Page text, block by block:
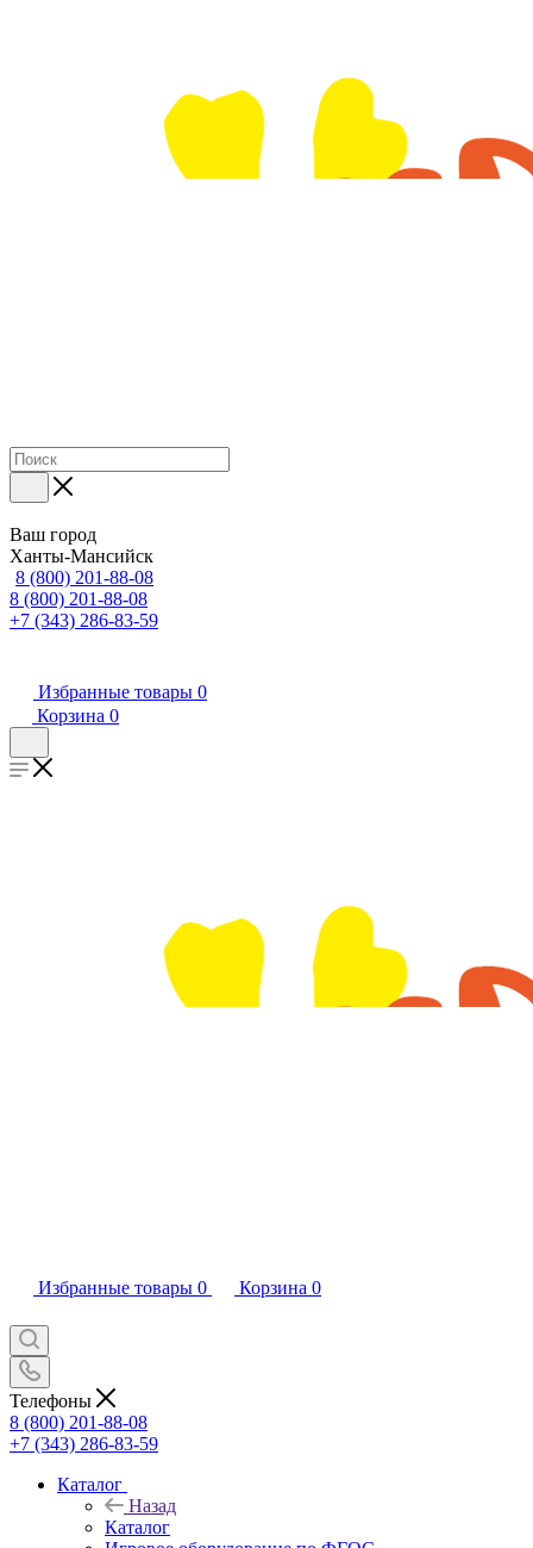
Ваш город
Ханты-Мансийск
8 (800) 201-88-08
8 (800) 201-88-08
+7 (343) 286-83-59
Избранные товары 0
Корзина 0
Избранные товары 0 Корзина 0
Телефоны
8 (800) 201-88-08
+7 (343) 286-83-59
Каталог
Назад
Каталог